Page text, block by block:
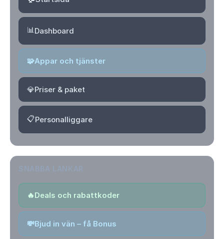
📊Dashboard
🧩Appar och tjänster
💎Priser & paket
📋Personalliggare
🔥Deals och rabattkoder
💸Bjud in vän – få Bonus